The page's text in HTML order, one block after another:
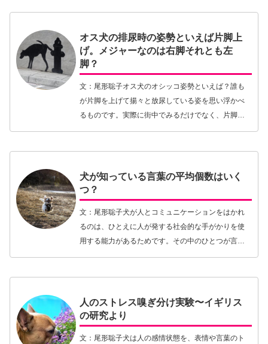
オス犬の排尿時の姿勢といえば片脚上
げ。メジャーなのは右脚それとも左
脚？
文：尾形聡子オス犬のオシッコ姿勢といえば？誰も
が片脚を上げて揚々と放尿している姿を思い浮かべ
るものです。実際に街中でみるだけでなく、片脚を
上げてオス犬が電柱にオシッコをしている姿は、漫
犬が知っている言葉の平均個数はいく
つ？
文：尾形聡子犬が人とコミュニケーションをはかれ
るのは、ひとえに人が発する社会的な手がかりを使
用する能力があるためです。その中のひとつが言葉
人のストレス嗅ぎ分け実験〜イギリス
の研究より
文：尾形聡子犬は人の感情状態を、表情や言葉のト